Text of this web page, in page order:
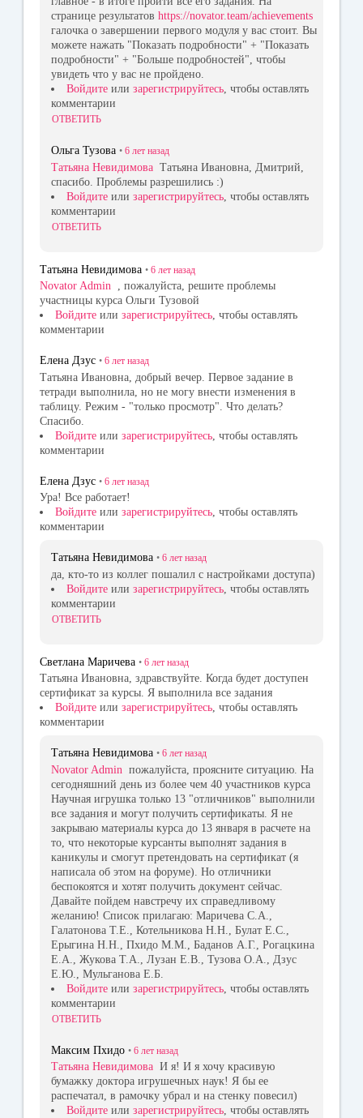
странице результатов https://novator.team/achievements
галочка о завершении первого модуля у вас стоит. Вы
можете нажать "Показать подробности" + "Показать
подробности" + "Больше подробностей", чтобы
увидеть что у вас не пройдено.
Войдите или зарегистрируйтесь, чтобы оставлять
комментарии
ОТВЕТИТЬ
Ольга Тузова • 6 лет назад
Татьяна Невидимова Татьяна Ивановна, Дмитрий,
спасибо. Проблемы разрешились :)
Войдите или зарегистрируйтесь , чтобы оставлять
комментарии
ОТВЕТИТЬ
Татьяна Невидимова • 6 лет назад
Novator Admin , пожалуйста, решите проблемы
участницы курса Ольги Тузовой
Войдите или зарегистрируйтесь, чтобы оставлять
комментарии
Елена Дзус • 6 лет назад
Татьяна Ивановна, добрый вечер. Первое задание в
тетради выполнила, но не могу внести изменения в
таблицу. Режим - "только просмотр". Что делать?
Спасибо.
Войдите или зарегистрируйтесь , чтобы оставлять
комментарии
Елена Дзус • 6 лет назад
Ура! Все работает!
Войдите или зарегистрируйтесь, чтобы оставлять
комментарии
Татьяна Невидимова • 6 лет назад
да, кто-то из коллег пошалил с настройками доступа)
Войдите или зарегистрируйтесь , чтобы оставлять
комментарии
ОТВЕТИТЬ
Светлана Маричева • 6 лет назад
Татьяна Ивановна, здравствуйте. Когда будет доступен
сертификат за курсы. Я выполнила все задания
Войдите или зарегистрируйтесь, чтобы оставлять
комментарии
Татьяна Невидимова • 6 лет назад
Novator Admin пожалуйста, проясните ситуацию. На
сегодняшний день из более чем 40 участников курса
Научная игрушка только 13 "отличников" выполнили
все задания и могут получить сертификаты. Я не
закрываю материалы курса до 13 января в расчете на
то, что некоторые курсанты выполнят задания в
каникулы и смогут претендовать на сертификат (я
написала об этом на форуме). Но отличники
беспокоятся и хотят получить документ сейчас.
Давайте пойдем навстречу их справедливому
желанию! Список прилагаю: Маричева С.А.,
Галатонова Т.Е., Котельникова Н.Н., Булат Е.С.,
Ерыгина Н.Н., Пхидо М.М., Баданов А.Г., Рогацкина
Е.А., Жукова Т.А., Лузан Е.В., Тузова О.А., Дзус
Е.Ю., Мульганова Е.Б.
Войдите или зарегистрируйтесь , чтобы оставлять
комментарии
ОТВЕТИТЬ
Максим Пхидо • 6 лет назад
Татьяна Невидимова И я! И я хочу красивую
бумажку доктора игрушечных наук! Я бы ее
распечатал, в рамочку убрал и на стенку повесил)
Войдите или зарегистрируйтесь, чтобы оставлять